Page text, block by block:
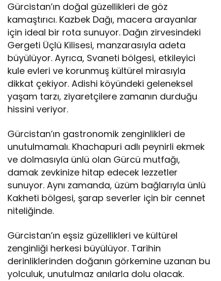
Gürcistan’ın doğal güzellikleri de göz
kamaştırıcı. Kazbek Dağı, macera arayanlar
için ideal bir rota sunuyor. Dağın zirvesindeki
Gergeti Üçlü Kilisesi, manzarasıyla adeta
büyülüyor. Ayrıca, Svaneti bölgesi, etkileyici
kule evleri ve korunmuş kültürel mirasıyla
dikkat çekiyor. Adishi köyündeki geleneksel
yaşam tarzı, ziyaretçilere zamanın durduğu
hissini veriyor.
Gürcistan’ın gastronomik zenginlikleri de
unutulmamalı. Khachapuri adlı peynirli ekmek
ve dolmasıyla ünlü olan Gürcü mutfağı,
damak zevkinize hitap edecek lezzetler
sunuyor. Aynı zamanda, üzüm bağlarıyla ünlü
Kakheti bölgesi, şarap severler için bir cennet
niteliğinde.
Gürcistan’ın eşsiz güzellikleri ve kültürel
zenginliği herkesi büyülüyor. Tarihin
derinliklerinden doğanın görkemine uzanan bu
yolculuk, unutulmaz anılarla dolu olacak.